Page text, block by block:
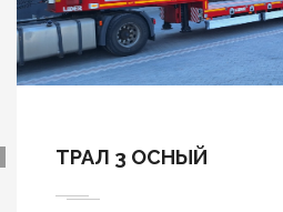
ТРАЛ 3 ОСНЫЙ